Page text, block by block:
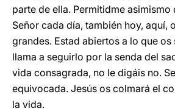
parte de ella. Permitidme asimismo
Señor cada día, también hoy, aquí,
grandes. Estad abiertos a lo que os
llama a seguirlo por la senda del
vida consagrada, no le digáis no.
equivocada. Jesús os colmará el
la vida.